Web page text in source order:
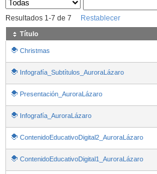
Sus archivos
Resultados 1-7 de 7 Restablecer
Título
Christmas
Infografía_Subtítulos_AuroraLázaro
Presentación_AuroraLázaro
Infografía_AuroraLázaro
ContenidoEducativoDigital2_AuroraLázaro
ContenidoEducativoDigital1_AuroraLázaro